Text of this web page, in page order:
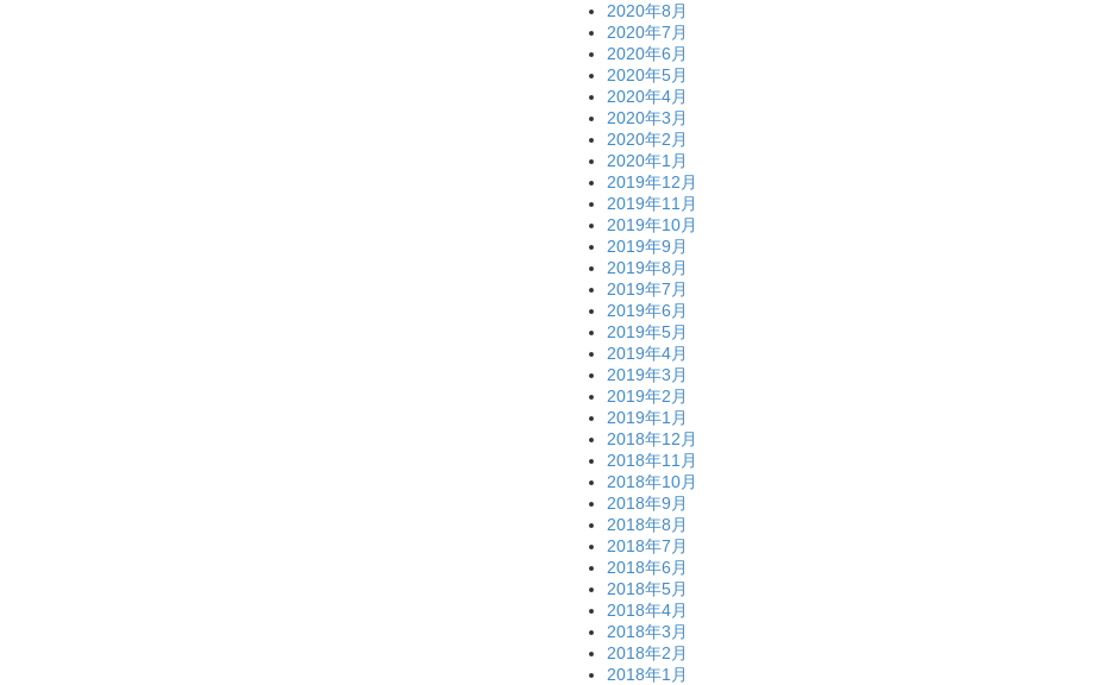
2020年8月
2020年7月
2020年6月
2020年5月
2020年4月
2020年3月
2020年2月
2020年1月
2019年12月
2019年11月
2019年10月
2019年9月
2019年8月
2019年7月
2019年6月
2019年5月
2019年4月
2019年3月
2019年2月
2019年1月
2018年12月
2018年11月
2018年10月
2018年9月
2018年8月
2018年7月
2018年6月
2018年5月
2018年4月
2018年3月
2018年2月
2018年1月